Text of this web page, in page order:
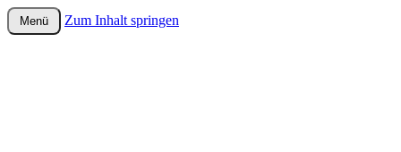
wurster-cartoon-blog.de
Menü Zum Inhalt springen